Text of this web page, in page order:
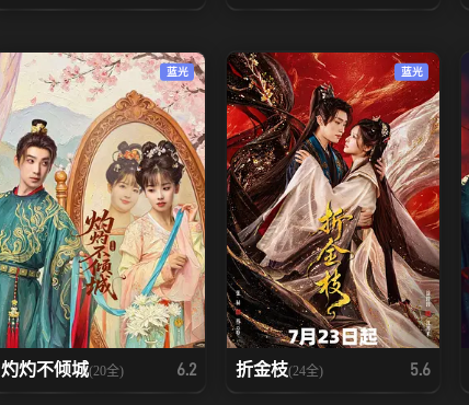
蓝光
灼灼不倾城(20全) 6.2
蓝光
折金枝(24全) 5.6